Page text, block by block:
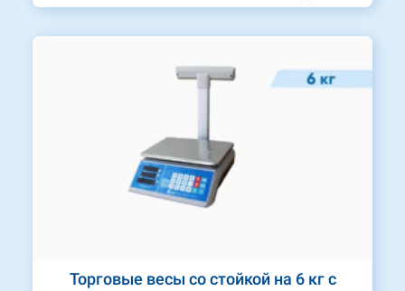
Торговые весы со стойкой на 6 кг с